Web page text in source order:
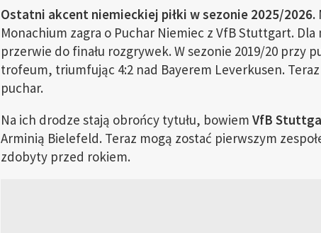
Ostatni akcent niemieckiej piłki w sezonie 2025/2026.
Monachium zagra o Puchar Niemiec z VfB Stuttgart.
przerwie do finału rozgrywek. W sezonie 2019/20
trofeum, triumfując 4:2 nad Bayerem Leverkusen.
puchar.
Na ich drodze stają obrońcy tytułu, bowiem VfB
Arminią Bielefeld. Teraz mogą zostać pierwszym
zdobyty przed rokiem.